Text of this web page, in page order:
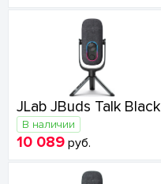
JLab JBuds Talk Black
В наличии
10 089 руб.